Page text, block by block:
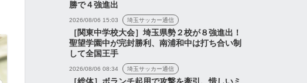
ニュース
勝で４強進出
2026/08/06 15:03 埼玉サッカー通信
［関東中学校大会］埼玉県勢２校が８強進出！
聖望学園中が完封勝利、南浦和中は打ち合い制
して全国王手
2026/08/06 08:34 埼玉サッカー通信